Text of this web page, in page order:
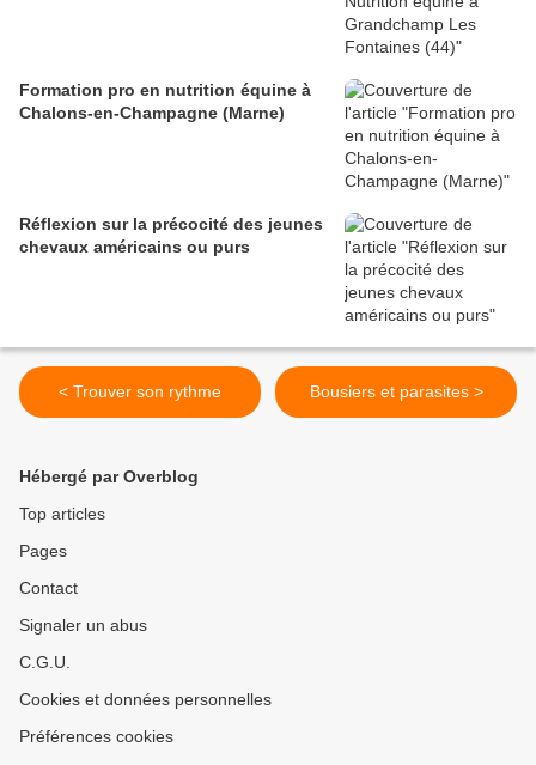
Formation pro en nutrition équine à
Chalons-en-Champagne (Marne)
Réflexion sur la précocité des jeunes
chevaux américains ou purs
< Trouver son rythme Bousiers et parasites >
Hébergé par Overblog
Top articles
Pages
Contact
Signaler un abus
C.G.U.
Cookies et données personnelles
Préférences cookies